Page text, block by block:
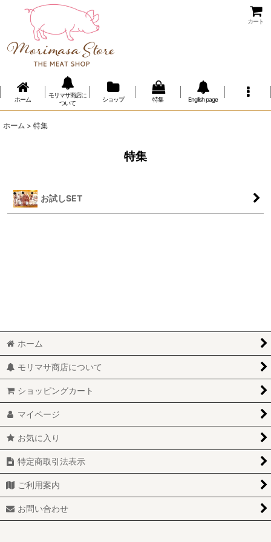
カート
ホーム
モリマサ商店に
ついて
ショップ 特集 Engllish page
ホーム > 特集
特集
お試しSET
ホーム
モリマサ商店について
ショッピングカート
マイページ
お気に入り
特定商取引法表示
ご利用案内
お問い合わせ